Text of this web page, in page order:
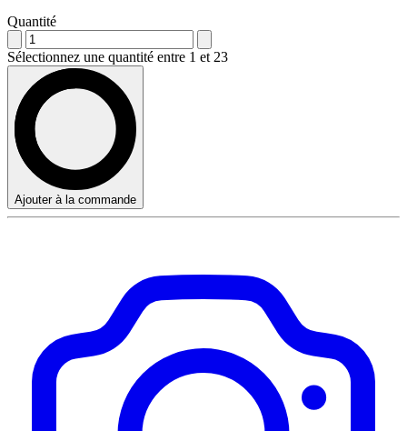
Quantité
Sélectionnez une quantité entre 1 et 23
Ajouter à la commande